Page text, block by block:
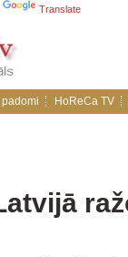
Translate
padomi HoReCa TV